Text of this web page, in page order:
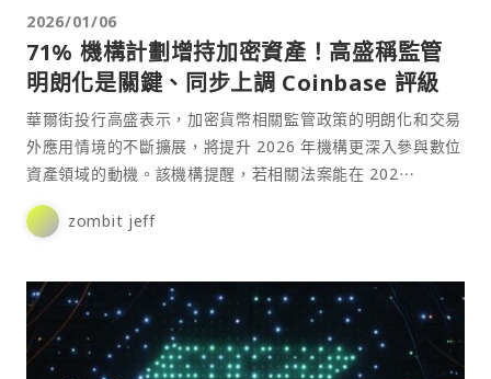
2026/01/06
71% 機構計劃增持加密資產！高盛稱監管
明朗化是關鍵、同步上調 Coinbase 評級
華爾街投行高盛表示，加密貨幣相關監管政策的明朗化和交易
外應用情境的不斷擴展，將提升 2026 年機構更深入參與數位
資產領域的動機。該機構提醒，若相關法案能在 202⋯
zombit jeff